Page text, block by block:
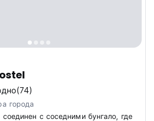
(74)
города
с соседними бунгало, где